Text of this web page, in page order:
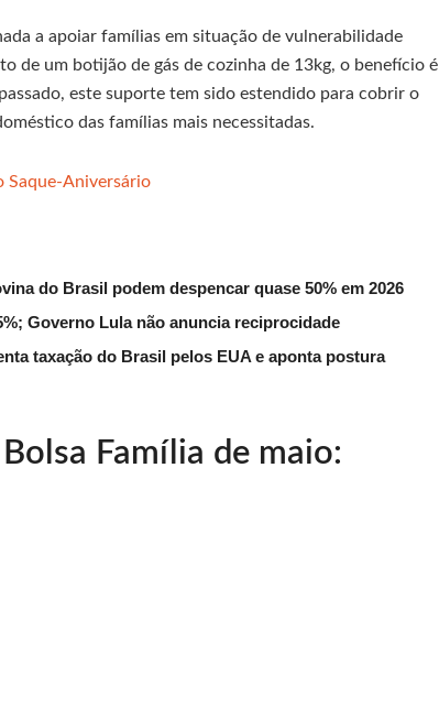
a apoiar famílias em situação de vulnerabilidade
de um botijão de gás de cozinha de 13kg, o benefício é
este suporte tem sido estendido para cobrir o
das famílias mais necessitadas.
Saque-Aniversário
do Brasil podem despencar quase 50% em 2026
Governo Lula não anuncia reciprocidade
taxação do Brasil pelos EUA e aponta postura
Família de maio: